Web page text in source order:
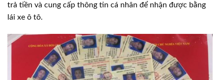
trả tiền và cung cấp thông tin cá nhân để nhận được bằng
lái xe ô tô.